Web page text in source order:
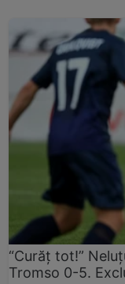
“Curăț tot!”
Tromso 0-5.